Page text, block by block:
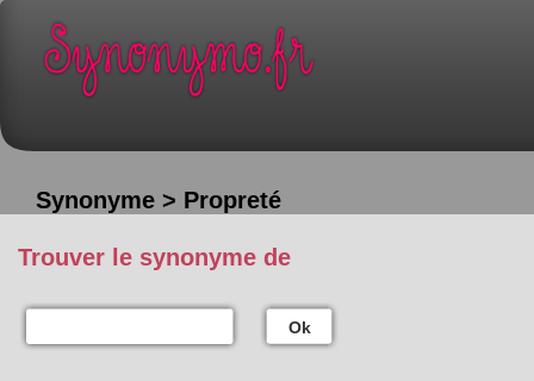
Synonyme > Propreté
Trouver le synonyme de
Ok